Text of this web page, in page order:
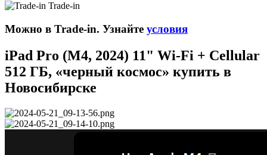
Trade-in
Можно в Trade-in. Узнайте условия
iPad Pro (M4, 2024) 11" Wi-Fi + Cellular
512 ГБ, «черный космос» купить в
Новосибирске